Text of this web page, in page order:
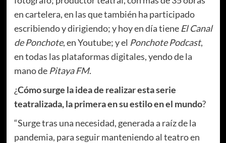
en cartelera, en las que también ha participado
escribiendo y dirigiendo; y hoy en día tiene El Canal
de Ponchote, en Youtube; y el Ponchote Podcast,
en todas las plataformas digitales, yendo de la
mano de Pitaya FM.
¿Cómo surge la idea de realizar esta serie
teatralizada, la primera en su estilo en el mundo?
“Surge tras una necesidad, generada a raíz de la
pandemia, para seguir manteniendo al teatro en